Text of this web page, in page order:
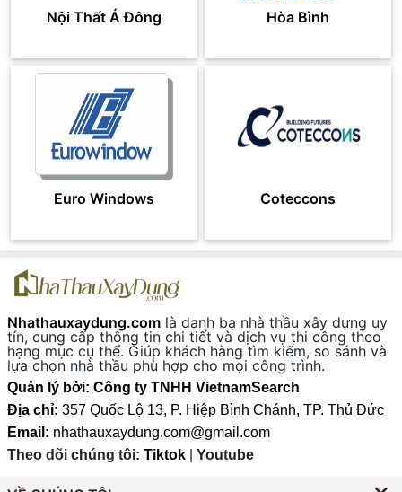
Nội Thất Á Đông Hòa Bình
Euro Windows Coteccons
Nhathauxaydung.com là danh bạ nhà thầu xây dựng uy
tín, cung cấp thông tin chi tiết và dịch vụ thi công theo
hạng mục cụ thể. Giúp khách hàng tìm kiếm, so sánh và
lựa chọn nhà thầu phù hợp cho mọi công trình.
Quản lý bởi: Công ty TNHH VietnamSearch
Địa chỉ: 357 Quốc Lộ 13, P. Hiệp Bình Chánh, TP. Thủ Đức
Email: nhathauxaydung.com@gmail.com
Theo dõi chúng tôi: Tiktok Youtube